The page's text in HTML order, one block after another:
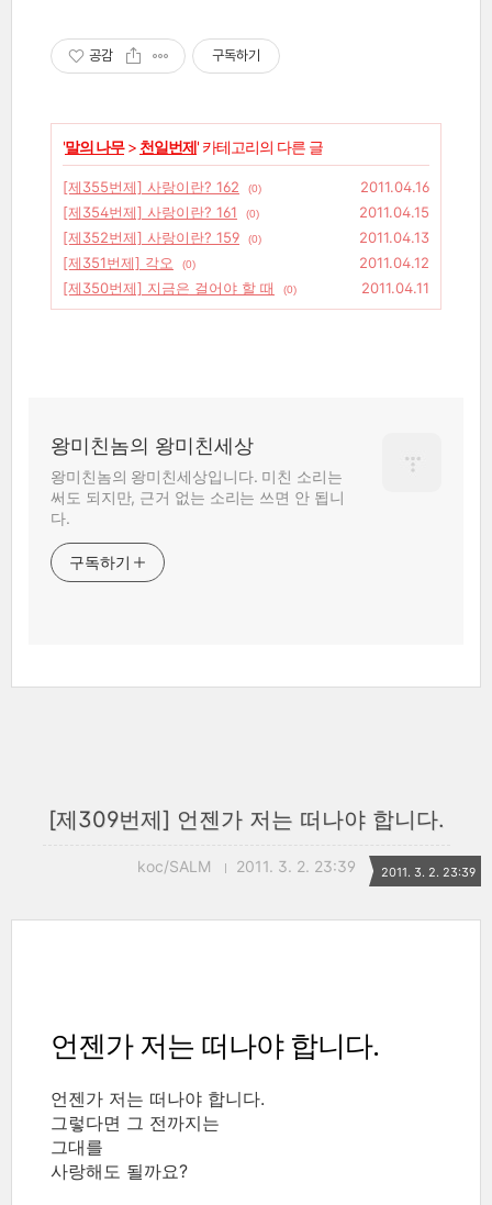
공감 구독하기
'말의 나무> 천일번제' 카테고리의 다른 글
[제355번제] 사랑이란? 162 (0)
2011.04.16
[제354번제] 사랑이란? 161
(0)
2011.04.15
[제352번제] 사랑이란? 159
(0)
2011.04.13
[제351번제] 각오
(0)
2011.04.12
[제350번제] 지금은 걸어야 할 때
(0) 2011.04.11
왕미친놈의 왕미친세상
왕미친놈의 왕미친세상입니다. 미친 소리는
써도 되지만, 근거 없는 소리는 쓰면 안 됩니
다.
구독하기
[제309번제] 언젠가 저는 떠나야 합니다.
koc/SALM 2011. 3. 2. 23:39 2011. 3. 2. 23:39
언젠가 저는 떠나야 합니다.
언젠가 저는 떠나야 합니다.
그렇다면 그 전까지는
그대를
사랑해도 될까요?